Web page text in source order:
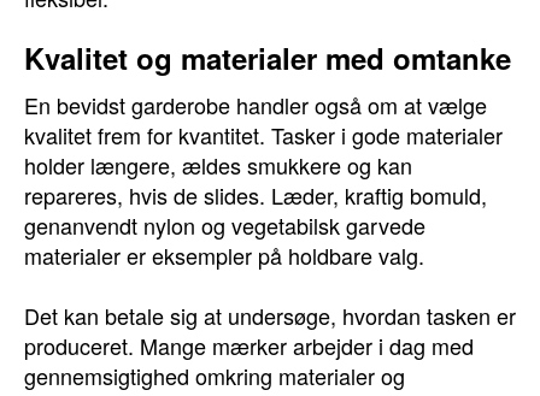
Kvalitet og materialer med omtanke
En bevidst garderobe handler også om at vælge
kvalitet frem for kvantitet. Tasker i gode materialer
holder længere, ældes smukkere og kan
repareres, hvis de slides. Læder, kraftig bomuld,
genanvendt nylon og vegetabilsk garvede
materialer er eksempler på holdbare valg.
Det kan betale sig at undersøge, hvordan tasken er
produceret. Mange mærker arbejder i dag med
gennemsigtighed omkring materialer og